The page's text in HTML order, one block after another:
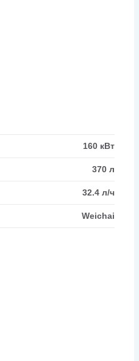
160 кВт
370 л
32.4 л/ч
Weichai